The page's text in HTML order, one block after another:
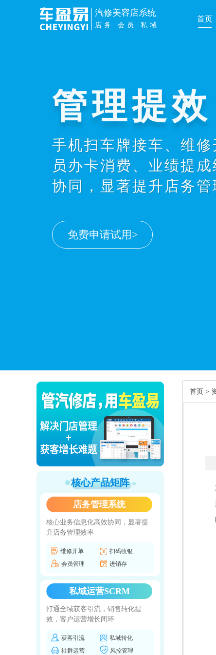
汽修美容店系统
店务·会员·私域
首页
管理提效
手机扫车牌接车、维
员办卡消费、业绩提
协同，显著提升店务管
免费申请试用>
核心产品矩阵
店务管理系统
核心业务信息化高效协同，显著提
升店务管理效率
维修开单
扫码收银
会员管理
进销存
私域运营SCRM
打通全域获客引流，销售转化提
效，客户运营增长闭环
获客引流
私域转化
社群运营
风控管理
首页 >